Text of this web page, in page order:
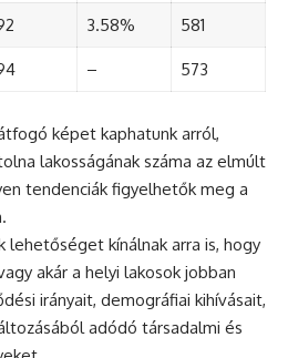
3.58% 581
– 573
képet kaphatunk arról,
lakosságának száma az elmúlt
tendenciák figyelhetők meg a
kínálnak arra is, hogy
akár a helyi lakosok jobban
irányait, demográfiai kihívásait,
adódó társadalmi és